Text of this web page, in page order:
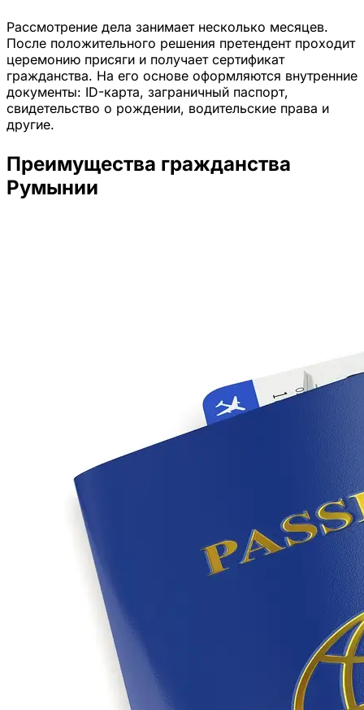
Рассмотрение дела занимает несколько месяцев.
После положительного решения претендент проходит
церемонию присяги и получает сертификат
гражданства. На его основе оформляются внутренние
документы: ID-карта, заграничный паспорт,
свидетельство о рождении, водительские права и
другие.
Преимущества гражданства
Румынии